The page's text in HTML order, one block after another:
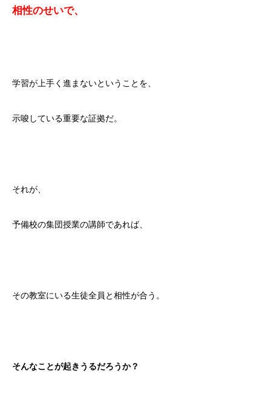
相性のせいで、
学習が上手く進まないということを、
示唆している重要な証拠だ。
それが、
予備校の集団授業の講師であれば、
その教室にいる生徒全員と相性が合う。
そんなことが起きうるだろうか？